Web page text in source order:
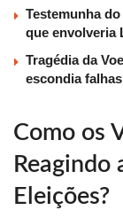
Testemunha
que envolveria
Tragédia da
escondia
Como os
Reagindo
Eleições?